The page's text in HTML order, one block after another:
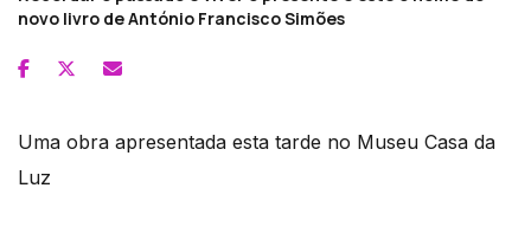
novo livro de António Francisco Simões
Uma obra apresentada esta tarde no Museu Casa da
Luz